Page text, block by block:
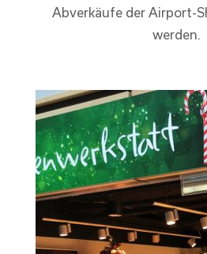
Abverkäufe der Airport-
werden.